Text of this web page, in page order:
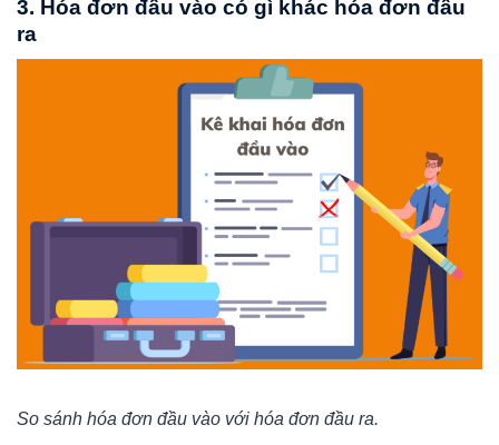
3. Hóa đơn đầu vào có gì khác hóa đơn đầu
ra
So sánh hóa đơn đầu vào với hóa đơn đầu ra.